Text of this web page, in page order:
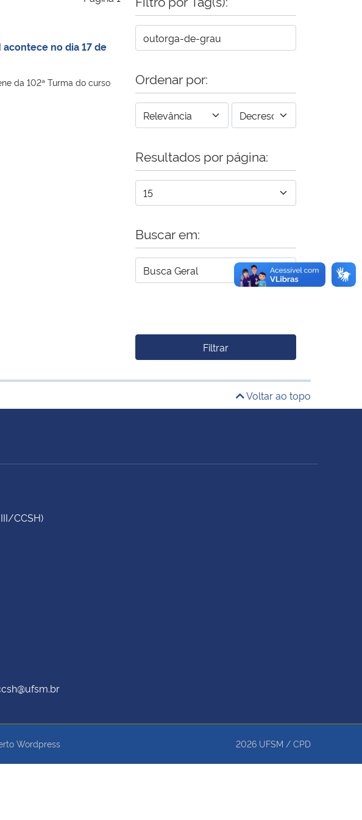
no dia 17 de
da 102ª Turma do curso
Ordenar por:
Resultados por página:
Buscar em:
Filtrar
Voltar ao topo
CCSH)
Wordpress 2026 UFSM / CPD